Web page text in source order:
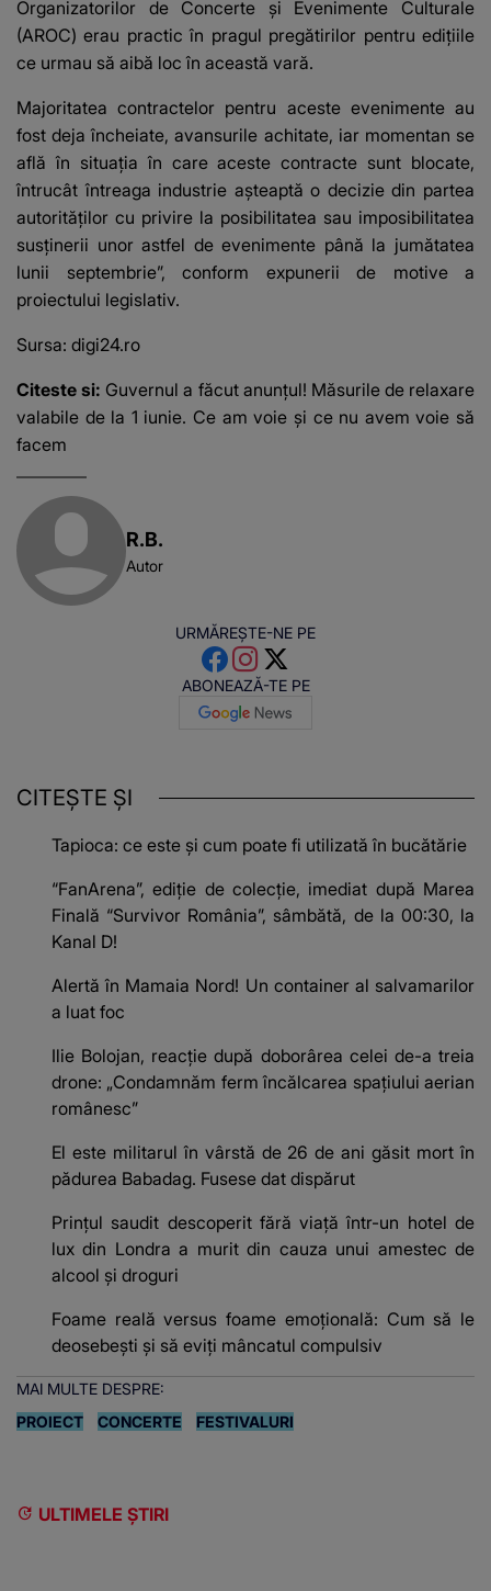
Organizatorilor de Concerte și Evenimente Culturale
(AROC) erau practic în pragul pregătirilor pentru edițiile
ce urmau să aibă loc în această vară.
Majoritatea contractelor pentru aceste evenimente au
fost deja încheiate, avansurile achitate, iar momentan se
află în situația în care aceste contracte sunt blocate,
întrucât întreaga industrie așteaptă o decizie din partea
autorităților cu privire la posibilitatea sau imposibilitatea
susținerii unor astfel de evenimente până la jumătatea
lunii septembrie”, conform expunerii de motive a
proiectului legislativ.
Sursa: digi24.ro
Citeste si: Guvernul a făcut anunțul! Măsurile de relaxare
valabile de la 1 iunie. Ce am voie și ce nu avem voie să
facem
R.B.
Autor
URMĂREȘTE-NE PE
ABONEAZĂ-TE PE
CITEȘTE ȘI
Tapioca: ce este și cum poate fi utilizată în bucătărie
“FanArena”, ediție de colecție, imediat după Marea
Finală “Survivor România”, sâmbătă, de la 00:30, la
Kanal D!
Alertă în Mamaia Nord! Un container al salvamarilor
a luat foc
Ilie Bolojan, reacție după doborârea celei de-a treia
drone: „Condamnăm ferm încălcarea spaţiului aerian
românesc”
El este militarul în vârstă de 26 de ani găsit mort în
pădurea Babadag. Fusese dat dispărut
Prințul saudit descoperit fără viață într-un hotel de
lux din Londra a murit din cauza unui amestec de
alcool și droguri
Foame reală versus foame emoțională: Cum să le
deosebești și să eviți mâncatul compulsiv
MAI MULTE DESPRE:
PROIECT
CONCERTE FESTIVALURI
ULTIMELE ȘTIRI